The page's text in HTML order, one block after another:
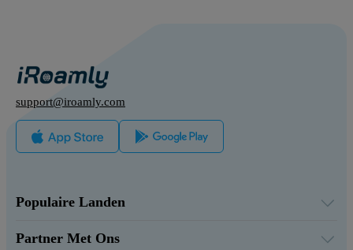
support@iroamly.com
Populaire Landen
Turkije
Partner Met Ons